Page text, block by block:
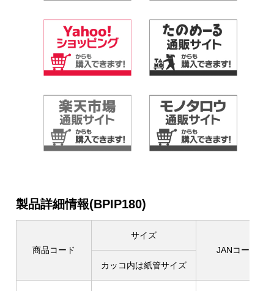
製品詳細情報(BPIP180)
商品コード
サイズ
JANコード
カッコ内は紙管サイズ